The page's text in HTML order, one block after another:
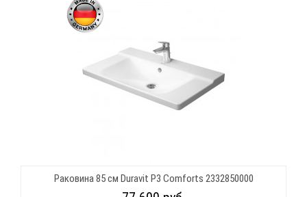
Раковина 85 см Duravit P3 Comforts 2332850000